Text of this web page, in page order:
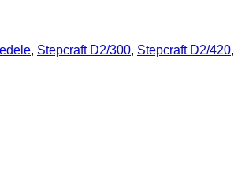
, Stepcraft D2/300, Stepcraft D2/420,